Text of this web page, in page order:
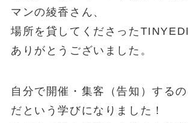
マンの綾香さん、
場所を貸してくださった
ありがとうございました。
自分で開催・集客（告知）する
だという学びになりました！